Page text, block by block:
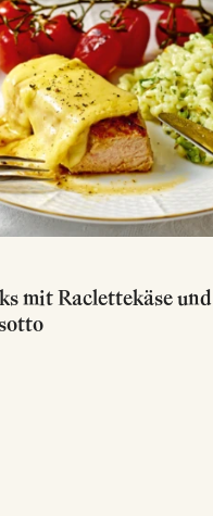
mit Raclettekäse und